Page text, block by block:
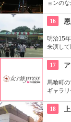
ョンの
が揃う。
16
明治15
来演し
17
馬喰町
ギャラ
注目を
18